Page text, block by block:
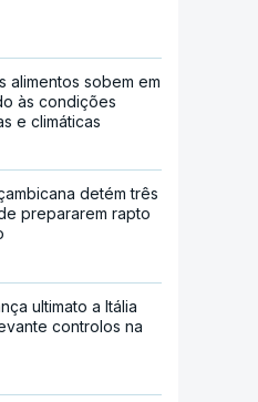
alimentos sobem em
às condições
e climáticas
detém três
prepararem rapto
ultimato a Itália
controlos na